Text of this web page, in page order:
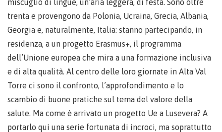
miscuglio di lingue, un’aria leggera, di festa. Sono oltre
trenta e provengono da Polonia, Ucraina, Grecia, Albania,
Georgia e, naturalmente, Italia: stanno partecipando, in
residenza, a un progetto Erasmus+, il programma
dell’Unione europea che mira a una formazione inclusiva
e di alta qualità. Al centro delle loro giornate in Alta Val
Torre ci sono il confronto, l’approfondimento e lo
scambio di buone pratiche sul tema del valore della
salute. Ma come è arrivato un progetto Ue a Lusevera? A
portarlo qui una serie fortunata di incroci, ma soprattutto